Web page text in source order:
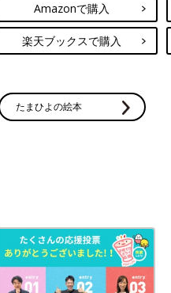
Amazonで購入
楽天ブックスで購入
たまひよの絵本